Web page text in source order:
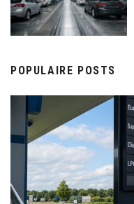
POPULAIRE POSTS